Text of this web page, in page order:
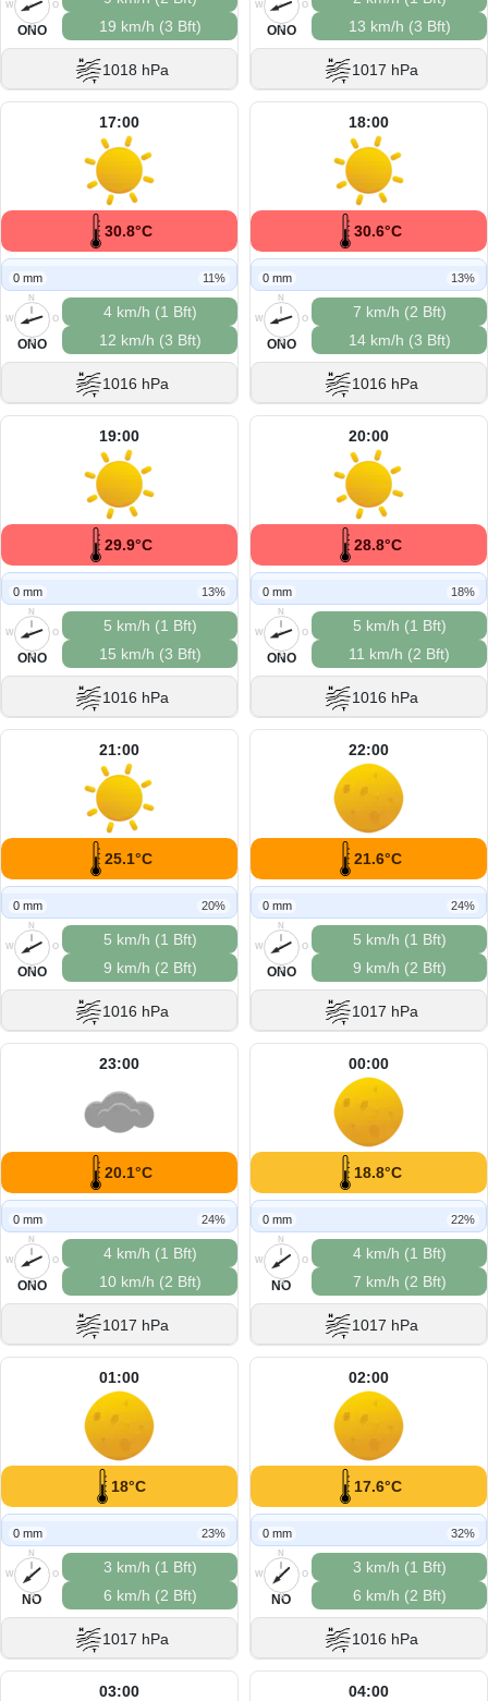
O
S
W
ONO
19 km/h (3 Bft)
1018 hPa
O
S
W
ONO
13 km/h (3 Bft)
1017 hPa
17:00
30.8°C
0 mm 11%
N
O
S
W
ONO
4 km/h (1 Bft)
12 km/h (3 Bft)
1016 hPa
18:00
30.6°C
0 mm 13%
N
O
S
W
ONO
7 km/h (2 Bft)
14 km/h (3 Bft)
1016 hPa
19:00
29.9°C
0 mm 13%
N
O
S
W
ONO
5 km/h (1 Bft)
15 km/h (3 Bft)
1016 hPa
20:00
28.8°C
0 mm 18%
N
O
S
W
ONO
5 km/h (1 Bft)
11 km/h (2 Bft)
1016 hPa
21:00
25.1°C
0 mm 20%
N
O
S
W
ONO
5 km/h (1 Bft)
9 km/h (2 Bft)
1016 hPa
22:00
21.6°C
0 mm 24%
N
O
S
W
ONO
5 km/h (1 Bft)
9 km/h (2 Bft)
1017 hPa
23:00
20.1°C
0 mm 24%
N
O
S
W
ONO
4 km/h (1 Bft)
10 km/h (2 Bft)
1017 hPa
00:00
18.8°C
0 mm 22%
N
O
S
W
NO
4 km/h (1 Bft)
7 km/h (2 Bft)
1017 hPa
01:00
18°C
0 mm 23%
N
O
S
W
NO
3 km/h (1 Bft)
6 km/h (2 Bft)
1017 hPa
02:00
17.6°C
0 mm 32%
N
O
S
W
NO
3 km/h (1 Bft)
6 km/h (2 Bft)
1016 hPa
03:00 04:00